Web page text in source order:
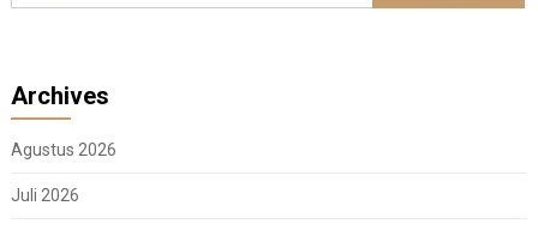
Archives
Agustus 2026
Juli 2026